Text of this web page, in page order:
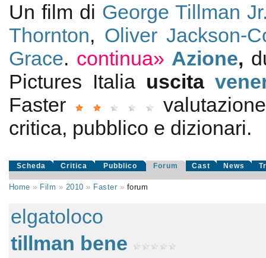
Un film di George Tillman
Thornton, Oliver Jackson-
Grace. continua» Azione,
Pictures Italia uscita
Faster
critica, pubblico e dizionari.
Scheda Critica Pubblico Forum Cast News
Home » Film » 2010 » Faster » forum
elgatoloco
tillman bene